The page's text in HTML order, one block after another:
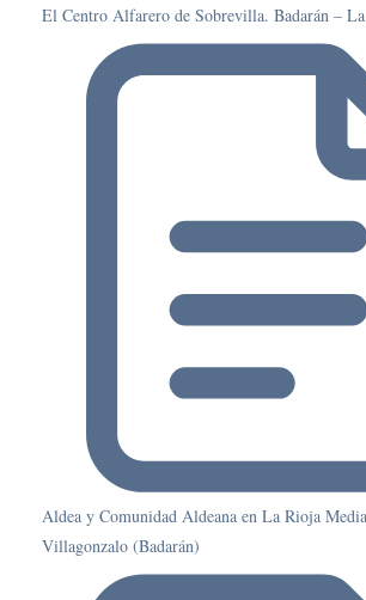
El Centro Alfarero de Sobrevilla. Badarán –
Aldea y Comunidad Aldeana en La Rioja
Villagonzalo (Badarán)